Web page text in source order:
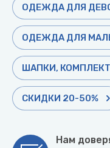
ОДЕЖДА ДЛЯ
ОДЕЖДА ДЛЯ
ШАПКИ,
СКИДКИ 20-50%
Нам